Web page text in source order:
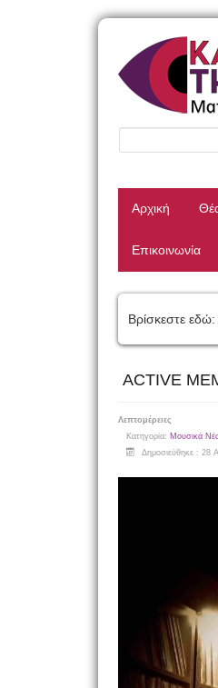
Αρχική
Επικοινωνία
Βρίσκεστε εδώ:
ACTIVE
Λεπτομέρειες
Κατηγορία: Μουσικά
Δημοσιεύθηκε : 28